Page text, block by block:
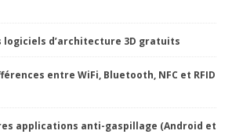
logiciels d’architecture 3D gratuits
entre WiFi, Bluetooth, NFC et RFID
applications anti-gaspillage (Android et